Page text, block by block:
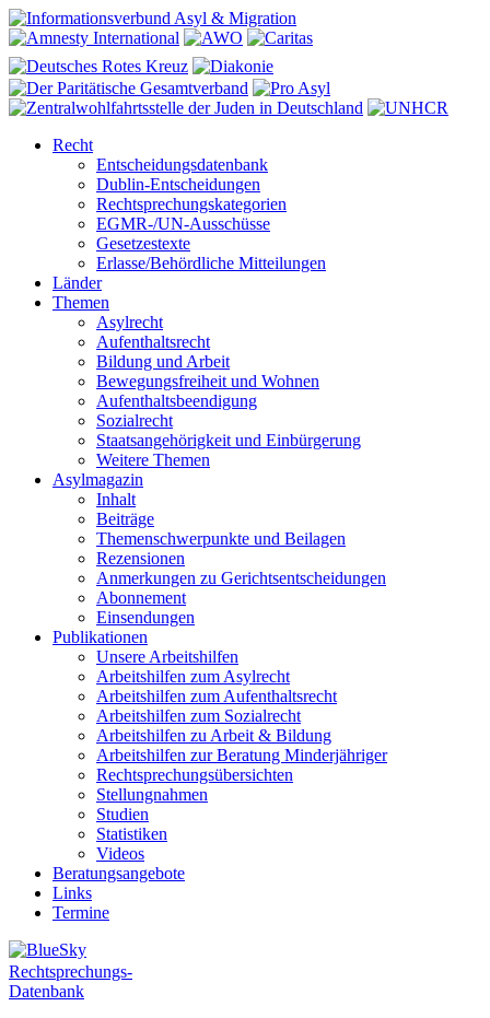
Recht
Entscheidungsdatenbank
Dublin-Entscheidungen
Rechtsprechungskategorien
EGMR-/UN-Ausschüsse
Gesetzestexte
Erlasse/Behördliche Mitteilungen
Länder
Themen
Asylrecht
Aufenthaltsrecht
Bildung und Arbeit
Bewegungsfreiheit und Wohnen
Aufenthaltsbeendigung
Sozialrecht
Staatsangehörigkeit und Einbürgerung
Weitere Themen
Asylmagazin
Inhalt
Beiträge
Themenschwerpunkte und Beilagen
Rezensionen
Anmerkungen zu Gerichtsentscheidungen
Abonnement
Einsendungen
Publikationen
Unsere Arbeitshilfen
Arbeitshilfen zum Asylrecht
Arbeitshilfen zum Aufenthaltsrecht
Arbeitshilfen zum Sozialrecht
Arbeitshilfen zu Arbeit & Bildung
Arbeitshilfen zur Beratung Minderjähriger
Rechtsprechungsübersichten
Stellungnahmen
Studien
Statistiken
Videos
Beratungsangebote
Links
Termine
Rechtsprechungs-
Datenbank